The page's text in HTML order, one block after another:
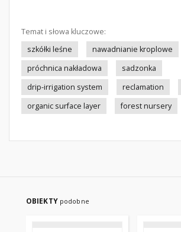
Temat i słowa kluczowe:
szkółki leśne
nawadnianie kroplowe
próchnica nakładowa
sadzonka
drip-irrigation system
reclamation
organic surface layer
forest nursery
OBIEKTY podobne